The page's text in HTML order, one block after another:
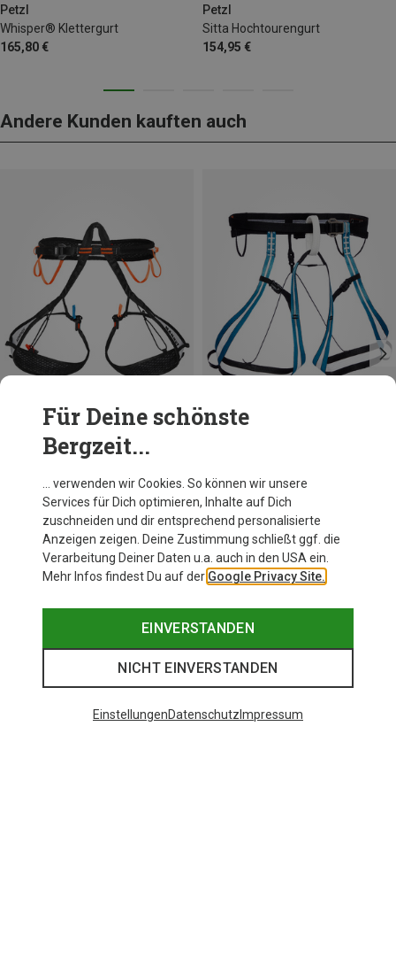
Petzl
Whisper® Klettergurt
165,80 €
77-84CM
Petzl
Sitta Hochtourengurt
154,95 €
77-84CM
Andere Kunden kauften auch
Du sparst 15%
Für Deine schönste
Bergzeit...
… verwenden wir Cookies. So können wir unsere
Services für Dich optimieren, Inhalte auf Dich
zuschneiden und dir entsprechend personalisierte
Anzeigen zeigen. Deine Zustimmung schließt ggf. die
Verarbeitung Deiner Daten u.a. auch in den USA ein.
Mehr Infos findest Du auf der Google Privacy Site.
EINVERSTANDEN
NICHT EINVERSTANDEN
EinstellungenDatenschutz Impressum